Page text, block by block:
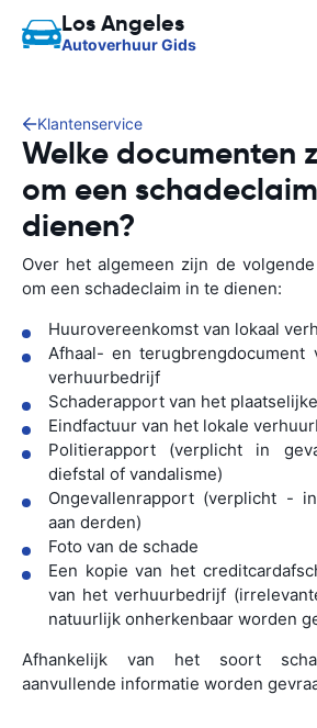
Los Angeles
Autoverhuur Gids
Klantenservice
Welke documenten
om een
dienen?
Over het algemeen zijn de
om een schadeclaim in te dienen:
Huurovereenkomst van lokaal
Afhaal- en terugbrengdocument
verhuurbedrijf
Schaderapport van het
Eindfactuur van het lokale
Politierapport (verplicht in
diefstal of vandalisme)
Ongevallenrapport (verplicht -
aan derden)
Foto van de schade
Een kopie van het
van het verhuurbedrijf
natuurlijk onherkenbaar worden
Afhankelijk van het soort
aanvullende informatie worden